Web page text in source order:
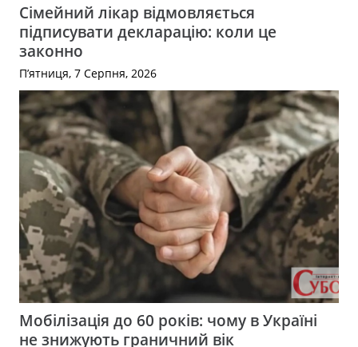
Сімейний лікар відмовляється
підписувати декларацію: коли це
законно
П’ятниця, 7 Серпня, 2026
Мобілізація до 60 років: чому в Україні
не знижують граничний вік